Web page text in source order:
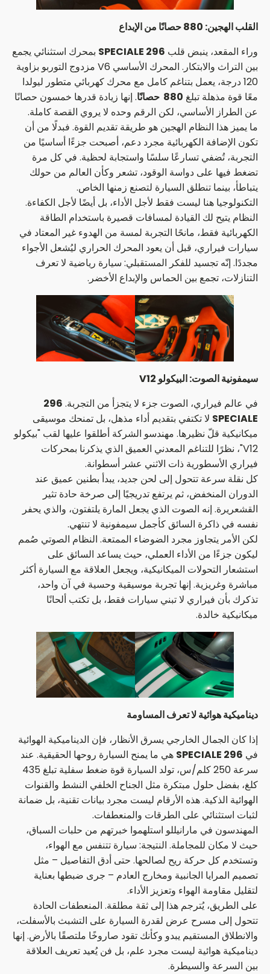
القلب الهجين: 880 حصانًا من الإبداع
وراء المقعد، ينبض قلب 296 SPECIALE
بمحرك استثنائي يجمع
بين التراث والابتكار. المحرك الأساسي V6 مزدوج التوربو بزاوية
120 درجة، يعمل بتناغم كامل مع محرك كهربائي متطور ليولدا
معًا قوة مذهلة تبلغ 880 حصانًا. إنها زيادة قدرها خمسون حصانًا
عن الطراز الأساسي، لكن الرقم وحده لا يروي القصة كاملة.
ما يميز هذا النظام الهجين هو طريقة تقديم القوة. فبدلًا من أن
تكون الإضافة الكهربائية مجرد دعم، أصبحت جزءًا أساسيًا من
التجربة، تُضفي تسارعًا سلسًا واستجابة لحظية. في كل مرة
تضغط فيها على دواسة الوقود، تشعر وكأن العالم من حولك
يتباطأ، بينما تنطلق السيارة لتصنع زمنها الخاص.
التكنولوجيا هنا ليست فقط لأجل الأداء، بل أيضًا لأجل الكفاءة.
النظام يتيح لك القيادة لمسافات قصيرة باستخدام الطاقة
الكهربائية فقط، مانحًا التجربة لمسة من الهدوء غير المعتاد في
سيارات فيراري، قبل أن يعود المحرك الحراري ليُشعل الأجواء
مجددًا. إنّه تجسيد للفكر المستقبلي: سيارة رياضية لا تعرف
التنازلات، تجمع بين الحماس والإبداع الأخضر.
سيمفونية الصوت: البيكولو
في عالم فيراري، الصوت جزء لا يتجزأ من التجربة. 296
SPECIALE لا تكتفي بتقديم أداء مذهل، بل تمنحك موسيقى
ميكانيكية قلّ نظيرها. مهندسو الشركة أطلقوا عليها لقب "بيكولو
V12"، نظرًا للتناغم المعدني العميق الذي يذكرنا بمحركات
فيراري الأسطورية ذات الاثني عشر أسطوانة.
كل نقلة سرعة تتحول إلى لحن جديد، يبدأ بطنين عميق عند
الدوران المنخفض، ثم يرتفع تدريجيًا إلى صرخة حادة تثير
القشعريرة. إنه الصوت الذي يجعل المارة يلتفتون، والذي يحفر
نفسه في ذاكرة السائق كأجمل سيمفونية لا تنتهي.
لكن الأمر يتجاوز مجرد الضوضاء الممتعة. النظام الصوتي صُمم
ليكون جزءًا من الأداء العملي، حيث يساعد السائق على
استشعار التحولات الميكانيكية، ويجعل العلاقة مع السيارة أكثر
مباشرة وغريزية. إنها تجربة موسيقية وحسية في آن واحد،
تذكرك بأن فيراري لا تبني سيارات فقط، بل تكتب ألحانًا
ميكانيكية خالدة.
ديناميكية هوائية لا تعرف المساومة
إذا كان الجمال الخارجي يسرق الأنظار، فإن الديناميكية الهوائية
في 296 SPECIALE
هي ما يمنح السيارة روحها الحقيقية. عند
سرعة 250 كلم/س، تولد السيارة قوة ضغط سفلية تبلغ 435
كلغ، بفضل حلول مبتكرة مثل الجناح الخلفي النشط والقنوات
الهوائية الذكية. هذه الأرقام ليست مجرد بيانات تقنية، بل ضمانة
لثبات استثنائي على الطرقات والمنعطفات.
المهندسون في مارانيللو استلهموا خبرتهم من حلبات السباق،
حيث لا مكان للمجاملة. النتيجة: سيارة تتنفس مع الهواء،
وتستخدم كل حركة ريح لصالحها. حتى أدق التفاصيل – مثل
تصميم المرايا الجانبية ومخارج العادم – جرى ضبطها بعناية
لتقليل مقاومة الهواء وتعزيز الأداء.
على الطريق، يُترجم هذا إلى ثقة مطلقة. المنعطفات الحادة
تتحول إلى مسرح عرض لقدرة السيارة على التشبث بالأسفلت،
والانطلاق المستقيم يبدو وكأنك تقود صاروخًا ملتصقًا بالأرض. إنها
ديناميكية هوائية ليست مجرد علم، بل فن يُعيد تعريف العلاقة
بين السرعة والسيطرة.